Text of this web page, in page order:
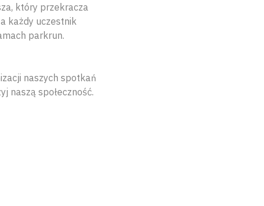
który przekracza
każdy uczestnik
parkrun.
naszych spotkań
naszą społeczność.